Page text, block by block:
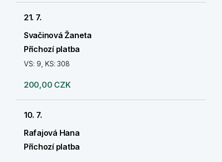
21. 7.
Svačinová Žaneta
Příchozí platba
VS: 9, KS: 308
200,00 CZK
10. 7.
Rafajová Hana
Příchozí platba